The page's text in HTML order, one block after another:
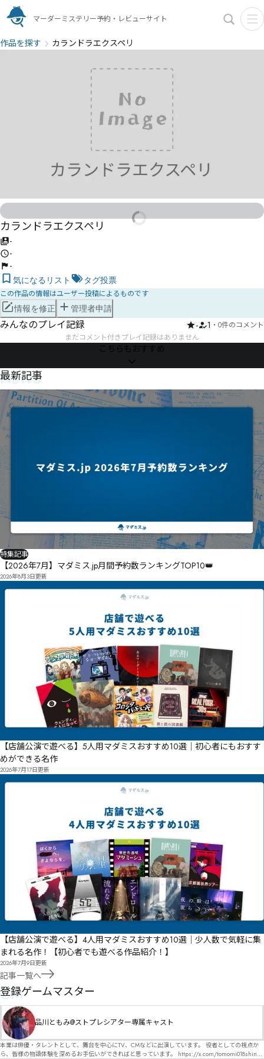
マーダーミステリー予約・レビューサイト
作品を探す カランドラエクスペリ
カランドラエクスペリ
-
-
-
気になるリスト タグ投票
この作品の情報はユーザー投稿によるものです
情報を修正 管理者申請
みんなのプレイ記録 - 1 ・ 0件のコメント
まだコメント付きプレイ記録はありません
こちらもおすすめ
NEWS
最新記事
特集記事
【2026年7月】マダミス.jp月間予約数ランキングTOP10👑
2026年8月3日更新
【店舗公演で遊べる】5人用マダミスおすすめ10選｜初心者にもおすす
めができる名作
2026年7月17日更新
【店舗公演で遊べる】4人用マダミスおすすめ10選｜少人数で気軽に集
まれる名作！【初心者でも遊べる作品紹介！】
2026年7月9日更新
記事一覧へ
GM
登録ゲームマスター
品川ともみ@ストプレシアター専属キャスト
本業は俳優・タレントとして、舞台を中心にTV、CMなどに出演しています。 役者としての視点か
ら、皆様の物語体験を深めるお手伝いができればと思っています。 https://x.com/tomomi018shin?